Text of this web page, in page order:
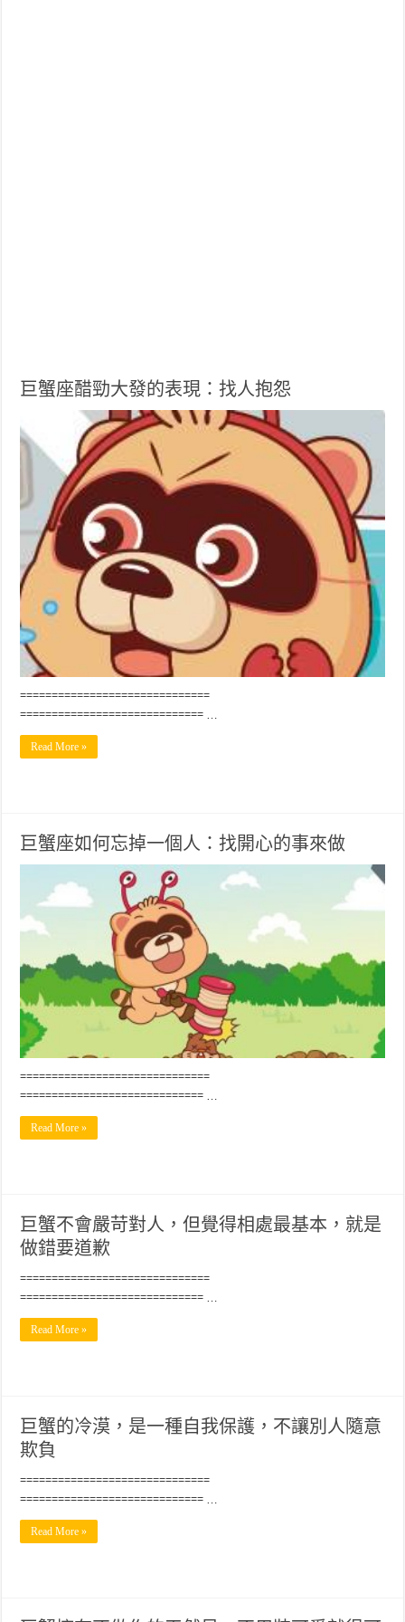
巨蟹座醋勁大發的表現：找人抱怨
==============================
============================= …
Read More »
巨蟹座如何忘掉一個人：找開心的事來做
==============================
============================= …
Read More »
巨蟹不會嚴苛對人，但覺得相處最基本，就是
做錯要道歉
==============================
============================= …
Read More »
巨蟹的冷漠，是一種自我保護，不讓別人隨意
欺負
==============================
============================= …
Read More »